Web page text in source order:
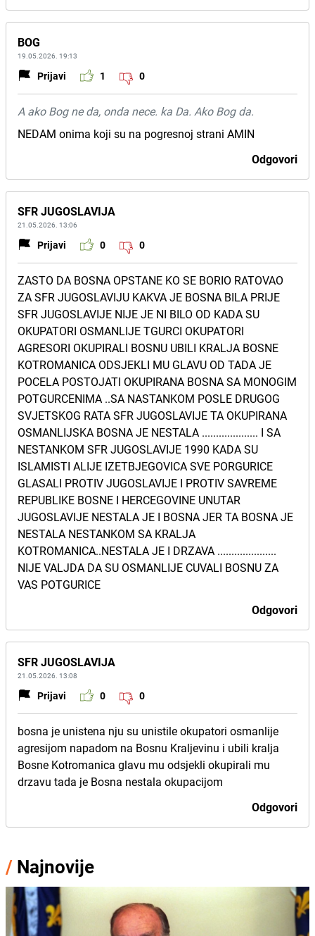
BOG
19.05.2026. 19:13
Prijavi 1 0
A ako Bog ne da, onda nece. ka Da. Ako Bog da.
NEDAM onima koji su na pogresnoj strani AMIN
Odgovori
SFR JUGOSLAVIJA
21.05.2026. 13:06
Prijavi 0 0
ZASTO DA BOSNA OPSTANE KO SE BORIO RATOVAO
ZA SFR JUGOSLAVIJU KAKVA JE BOSNA BILA PRIJE
SFR JUGOSLAVIJE NIJE JE NI BILO OD KADA SU
OKUPATORI OSMANLIJE TGURCI OKUPATORI
AGRESORI OKUPIRALI BOSNU UBILI KRALJA BOSNE
KOTROMANICA ODSJEKLI MU GLAVU OD TADA JE
POCELA POSTOJATI OKUPIRANA BOSNA SA MONOGIM
POTGURCENIMA ..SA NASTANKOM POSLE DRUGOG
SVJETSKOG RATA SFR JUGOSLAVIJE TA OKUPIRANA
OSMANLIJSKA BOSNA JE NESTALA .................... I SA
NESTANKOM SFR JUGOSLAVIJE 1990 KADA SU
ISLAMISTI ALIJE IZETBJEGOVICA SVE PORGURICE
GLASALI PROTIV JUGOSLAVIJE I PROTIV SAVREME
REPUBLIKE BOSNE I HERCEGOVINE UNUTAR
JUGOSLAVIJE NESTALA JE I BOSNA JER TA BOSNA JE
NESTALA NESTANKOM SA KRALJA
KOTROMANICA..NESTALA JE I DRZAVA .....................
NIJE VALJDA DA SU OSMANLIJE CUVALI BOSNU ZA
VAS POTGURICE
Odgovori
SFR JUGOSLAVIJA
21.05.2026. 13:08
Prijavi 0 0
bosna je unistena nju su unistile okupatori osmanlije
agresijom napadom na Bosnu Kraljevinu i ubili kralja
Bosne Kotromanica glavu mu odsjekli okupirali mu
drzavu tada je Bosna nestala okupacijom
Odgovori
/ Najnovije